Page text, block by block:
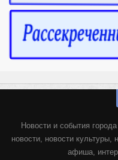
Новости и события
новости, новости культуры,
афиша,